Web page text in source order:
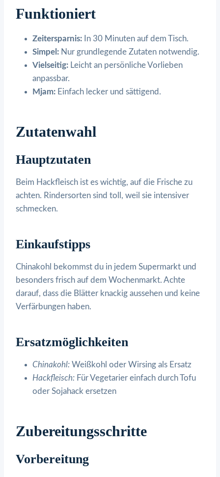
Funktioniert
Zeitersparnis: In 30 Minuten auf dem Tisch.
Simpel: Nur grundlegende Zutaten notwendig.
Vielseitig: Leicht an persönliche Vorlieben
anpassbar.
Mjam: Einfach lecker und sättigend.
Zutatenwahl
Hauptzutaten
Beim Hackfleisch ist es wichtig, auf die Frische zu
achten. Rindersorten sind toll, weil sie intensiver
schmecken.
Einkaufstipps
Chinakohl bekommst du in jedem Supermarkt und
besonders frisch auf dem Wochenmarkt. Achte
darauf, dass die Blätter knackig aussehen und keine
Verfärbungen haben.
Ersatzmöglichkeiten
Chinakohl: Weißkohl oder Wirsing als Ersatz
Hackfleisch: Für Vegetarier einfach durch Tofu
oder Sojahack ersetzen
Zubereitungsschritte
Vorbereitung